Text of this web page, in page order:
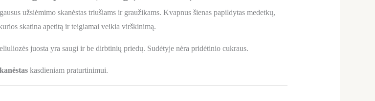
užsiėmimo skanėstas triušiams ir graužikams. Kvapnus šienas papildytas medetkų,
skatina apetitą ir teigiamai veikia virškinimą.
juosta yra saugi ir be dirbtinių priedų. Sudėtyje nėra pridėtinio cukraus.
kasdieniam praturtinimui.